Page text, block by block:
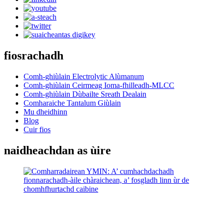
fiosrachadh
Comh-ghiùlain Electrolytic Alùmanum
Comh-ghiùlain Ceirmeag Ioma-fhilleadh-MLCC
Comh-ghiùlain Dùbailte Sreath Dealain
Comharaiche Tantalum Giùlain
Mu dheidhinn
Blog
Cuir fios
naidheachdan as ùire